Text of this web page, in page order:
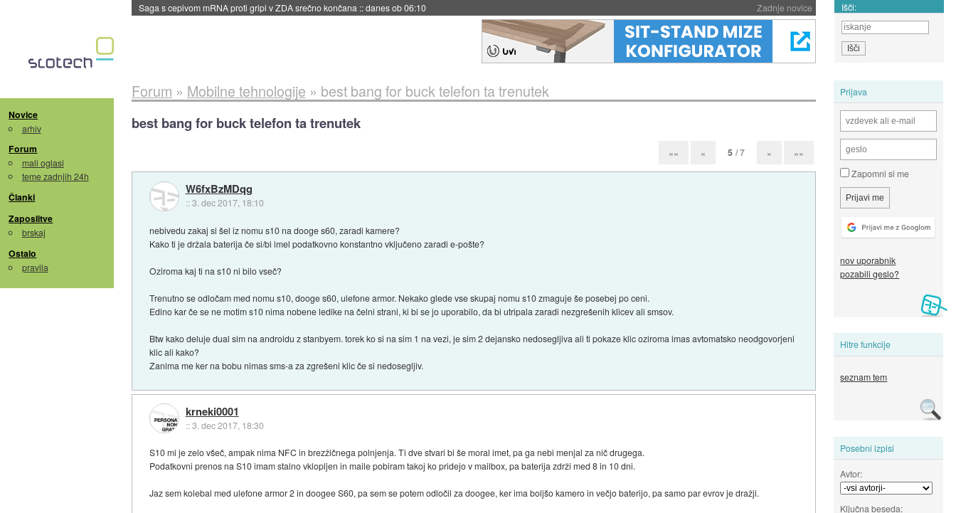
Zadnje novice
BMW v vozilih začel predvajati reklame::danes ob 06:09 Išči:
Novice
arhiv
Forum
mali oglasi
teme zadnjih 24h
Članki
Zaposlitve
brskaj
Ostalo
pravila
Prijava
Zapomni si me
nov uporabnik
pozabili geslo?
Hitre funkcije
seznam tem
Posebni izpisi
Avtor:
Ključna beseda:
Forum » Mobilne tehnologije » best bang for buck telefon ta trenutek
best bang for buck telefon ta trenutek
«« « 5 / 7 » »»
W6fxBzMDqg
::3. dec 2017, 18:10
nebivedu zakaj si šel iz nomu s10 na dooge s60, zaradi kamere?
Kako ti je držala baterija če si/bi imel podatkovno konstantno vključeno zaradi e-pošte?
Oziroma kaj ti na s10 ni bilo vseč?
Trenutno se odločam med nomu s10, dooge s60, ulefone armor. Nekako glede vse skupaj nomu s10 zmaguje še posebej po ceni.
Edino kar če se ne motim s10 nima nobene ledike na čelni strani, ki bi se jo uporabilo, da bi utripala zaradi nezgrešenih klicev ali smsov.
Btw kako deluje dual sim na androidu z stanbyem. torek ko si na sim 1 na vezi, je sim 2 dejansko nedosegljiva ali ti pokaze klic oziroma imas avtomatsko neodgovorjeni
klic ali kako?
Zanima me ker na bobu nimas sms-a za zgrešeni klic če si nedosegljiv.
krneki0001
::3. dec 2017, 18:30
S10 mi je zelo všeč, ampak nima NFC in brezžičnega polnjenja. Ti dve stvari bi še moral imet, pa ga nebi menjal za nič drugega.
Podatkovni prenos na S10 imam stalno vklopljen in maile pobiram takoj ko pridejo v mailbox, pa baterija zdrži med 8 in 10 dni.
Jaz sem kolebal med ulefone armor 2 in doogee S60, pa sem se potem odločil za doogee, ker ima boljšo kamero in večjo baterijo, pa samo par evrov je dražji.